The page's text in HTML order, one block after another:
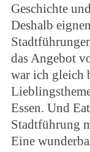
Geschichte
Deshalb
das Angebot
war ich gleich
Essen. Und
Stadtführung
Eine